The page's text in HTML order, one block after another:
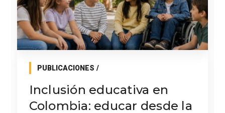
PUBLICACIONES
Inclusión educativa en
Colombia: educar desde la